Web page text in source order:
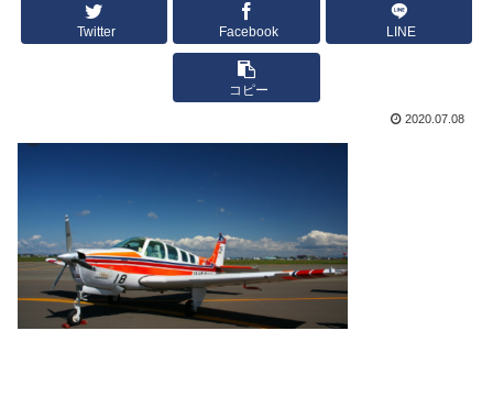
Twitter Facebook LINE
コピー
2020.07.08